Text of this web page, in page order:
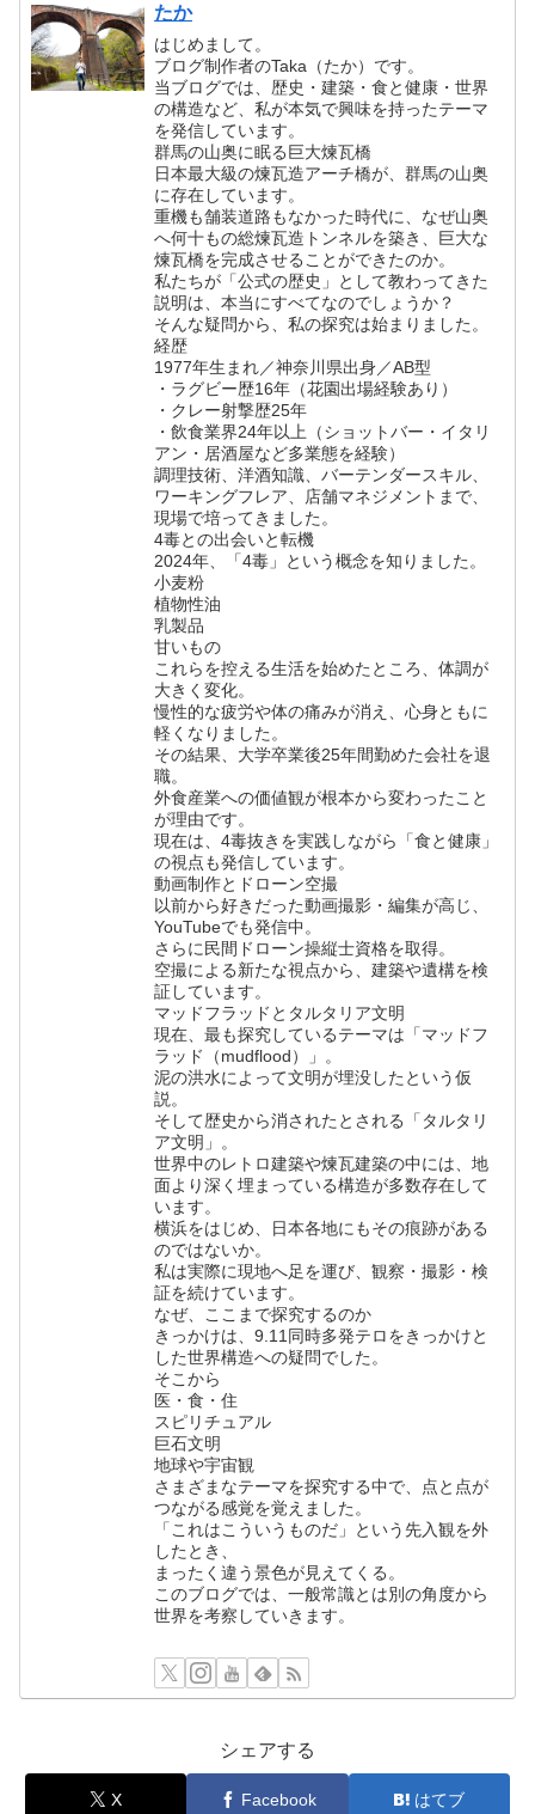
たか
はじめまして。
ブログ制作者のTaka（たか）です。
当ブログでは、歴史・建築・食と健康・世界
の構造など、私が本気で興味を持ったテーマ
を発信しています。
群馬の山奥に眠る巨大煉瓦橋
日本最大級の煉瓦造アーチ橋が、群馬の山奥
に存在しています。
重機も舗装道路もなかった時代に、なぜ山奥
へ何十もの総煉瓦造トンネルを築き、巨大な
煉瓦橋を完成させることができたのか。
私たちが「公式の歴史」として教わってきた
説明は、本当にすべてなのでしょうか？
そんな疑問から、私の探究は始まりました。
経歴
1977年生まれ／神奈川県出身／AB型
・ラグビー歴16年（花園出場経験あり）
・クレー射撃歴25年
・飲食業界24年以上（ショットバー・イタリ
アン・居酒屋など多業態を経験）
調理技術、洋酒知識、バーテンダースキル、
ワーキングフレア、店舗マネジメントまで、
現場で培ってきました。
4毒との出会いと転機
2024年、「4毒」という概念を知りました。
小麦粉
植物性油
乳製品
甘いもの
これらを控える生活を始めたところ、体調が
大きく変化。
慢性的な疲労や体の痛みが消え、心身ともに
軽くなりました。
その結果、大学卒業後25年間勤めた会社を退
職。
外食産業への価値観が根本から変わったこと
が理由です。
現在は、4毒抜きを実践しながら「食と健康」
の視点も発信しています。
動画制作とドローン空撮
以前から好きだった動画撮影・編集が高じ、
YouTubeでも発信中。
さらに民間ドローン操縦士資格を取得。
空撮による新たな視点から、建築や遺構を検
証しています。
マッドフラッドとタルタリア文明
現在、最も探究しているテーマは「マッドフ
ラッド（mudflood）」。
泥の洪水によって文明が埋没したという仮
説。
そして歴史から消されたとされる「タルタリ
ア文明」。
世界中のレトロ建築や煉瓦建築の中には、地
面より深く埋まっている構造が多数存在して
います。
横浜をはじめ、日本各地にもその痕跡がある
のではないか。
私は実際に現地へ足を運び、観察・撮影・検
証を続けています。
なぜ、ここまで探究するのか
きっかけは、9.11同時多発テロをきっかけと
した世界構造への疑問でした。
そこから
医・食・住
スピリチュアル
巨石文明
地球や宇宙観
さまざまなテーマを探究する中で、点と点が
つながる感覚を覚えました。
「これはこういうものだ」という先入観を外
したとき、
まったく違う景色が見えてくる。
このブログでは、一般常識とは別の角度から
世界を考察していきます。
シェアする
X Facebook はてブ